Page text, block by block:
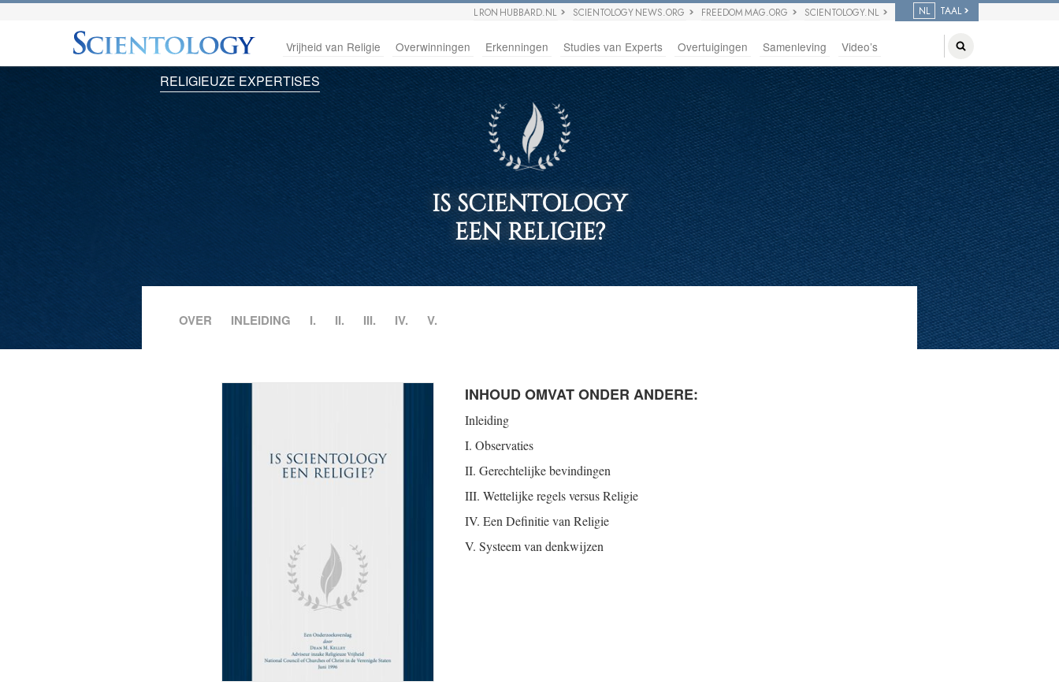
L RON HUBBARD.NL SCIENTOLOGY NEWS.ORG FREEDOM MAG.ORG SCIENTOLOGY.NL NL TAAL
Vrijheid van Religie Overwinningen Erkenningen Studies van Experts Overtuigingen Samenleving Video’s
RELIGIEUZE EXPERTISES
IS SCIENTOLOGY
EEN RELIGIE?
OVER INLEIDING I. II. III. IV. V.
INHOUD OMVAT ONDER ANDERE:
Inleiding
I. Observaties
II. Gerechtelijke bevindingen
III. Wettelijke regels versus Religie
IV. Een Definitie van Religie
V. Systeem van denkwijzen